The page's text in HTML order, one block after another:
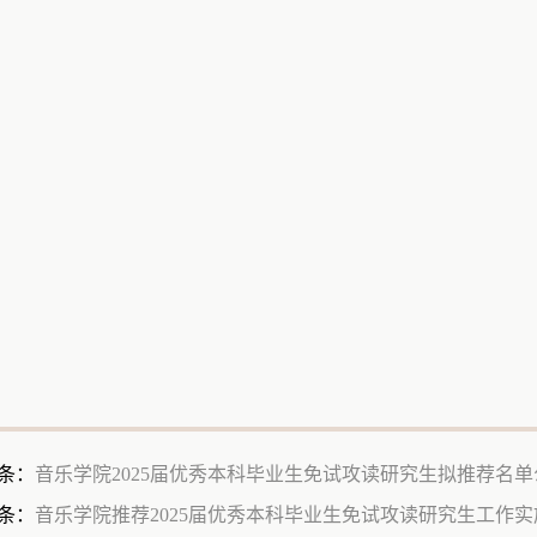
： 音乐学院2025届优秀本科毕业生免试攻读研究生拟推荐名单
： 音乐学院推荐2025届优秀本科毕业生免试攻读研究生工作实